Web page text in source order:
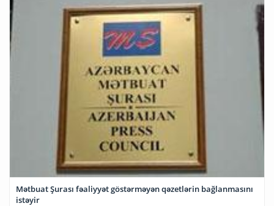
Mətbuat Şurası fəaliyyət göstərməyən qəzetlərin bağlanmasını
istəyir